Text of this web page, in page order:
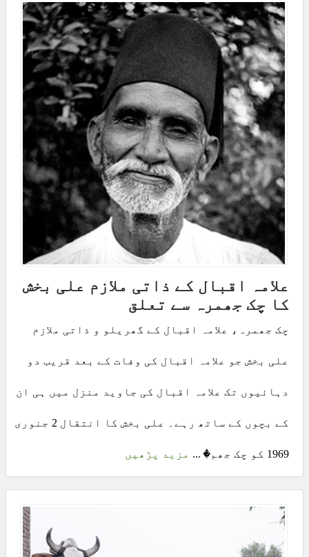
علامہ اقبال کے ذاتی ملازم علی بخش
کا چک جھمرہ سے تعلق
چک جھمرہ، علامہ اقبال کے گھریلو و ذاتی ملازم
علی بخش جو علامہ اقبال کی وفات کے بعد قریب دو
دہائیوں تک علامہ اقبال کی جاوید منزل میں ہی ان
کے بچوں کے ساتھ رہے۔ علی بخش کا انتقال 2 جنوری
1969 کو چک جھم� ... مزید پڑھیں